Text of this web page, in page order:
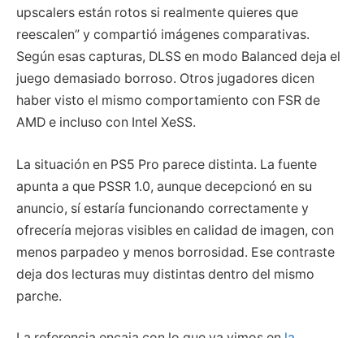
upscalers están rotos si realmente quieres que
reescalen” y compartió imágenes comparativas.
Según esas capturas, DLSS en modo Balanced deja el
juego demasiado borroso. Otros jugadores dicen
haber visto el mismo comportamiento con FSR de
AMD e incluso con Intel XeSS.
La situación en PS5 Pro parece distinta. La fuente
apunta a que PSSR 1.0, aunque decepcionó en su
anuncio, sí estaría funcionando correctamente y
ofrecería mejoras visibles en calidad de imagen, con
menos parpadeo y menos borrosidad. Ese contraste
deja dos lecturas muy distintas dentro del mismo
parche.